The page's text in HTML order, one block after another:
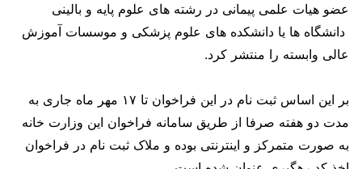
عضو هیات علمی پیمانی در رشته های علوم پایه و بالینی
دانشگاه ها یا دانشکده های علوم پزشکی و موسسات آموزش
عالی وابسته را منتشر کرد.
بر این اساس ثبت نام در این فراخوان تا ۱۷ مهر ماه جاری به
مدت دو هفته صرفا از طریق سامانه فراخوان این وزارت خانه
به صورت متمرکز و اینترنتی بوده و ملاک ثبت نام در فراخوان